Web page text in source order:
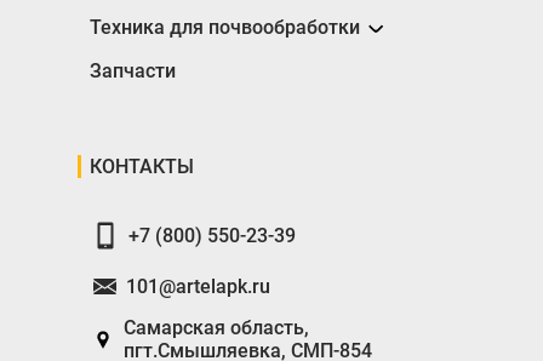
Разбрасыватели
Техника для почвообработки
Борона
Плуги
Запчасти
КОНТАКТЫ
+7 (800) 550-23-39
101@artelapk.ru
Самарская область,
пгт.Смышляевка, СМП-854